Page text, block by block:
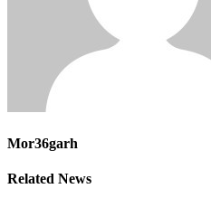
Mor36garh
Related News